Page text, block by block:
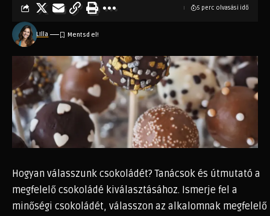
LIlla
5 perc olvasási idő
Hogyan válasszunk csokoládét? Tanácsok és útmutató a
megfelelő csokoládé kiválasztásához. Ismerje fel a
minőségi csokoládét, válasszon az alkalomnak megfelelő